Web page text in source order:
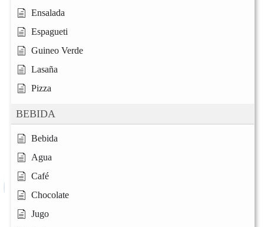
Ensalada
Espagueti
Guineo Verde
Lasaña
Pizza
BEBIDA
Bebida
Agua
Café
Chocolate
Jugo